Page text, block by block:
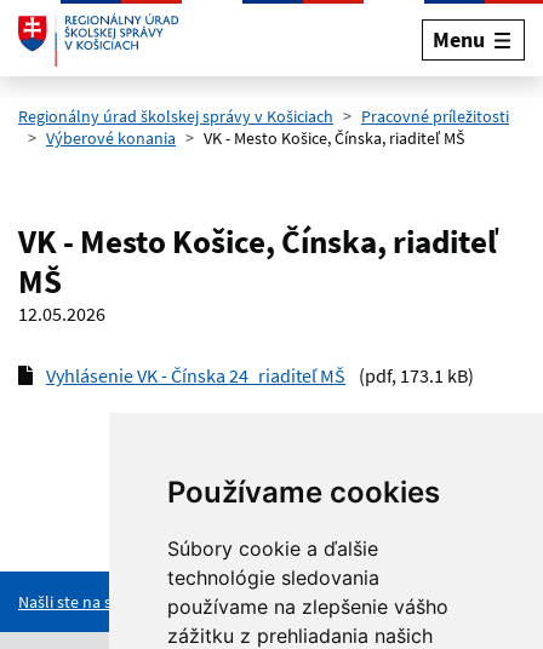
Používame cookies
Súbory cookie a ďalšie
technológie sledovania
používame na zlepšenie vášho
zážitku z prehliadania našich
Preskočiť na hlavný obsah
Menu
Regionálny úrad školskej správy v Košiciach
Pracovné príležitosti
Výberové konania
VK - Mesto Košice, Čínska, riaditeľ MŠ
VK - Mesto Košice, Čínska, riaditeľ
MŠ
12.05.2026
Vyhlásenie VK - Čínska 24_riaditeľ MŠ (pdf, 173.1 kB)
Našli ste na stránke chybu?